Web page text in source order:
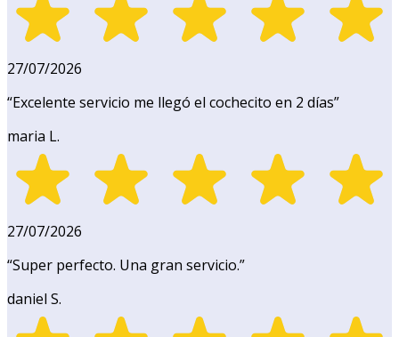
27/07/2026
“Excelente servicio me llegó el cochecito en 2 días”
maria L.
27/07/2026
“Super perfecto. Una gran servicio.”
daniel S.